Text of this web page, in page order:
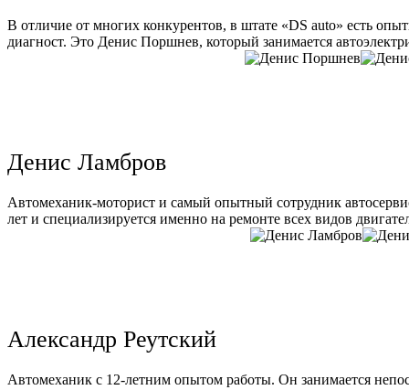
В отличие от многих конкурентов, в штате «DS auto» есть
диагност. Это Денис Поршнев, который занимается
Денис Ламбров
Автомеханик-моторист и самый опытный сотрудник
лет и специализируется именно на ремонте всех видов
Александр Реутский
Автомеханик с 12-летним опытом работы. Он занимается